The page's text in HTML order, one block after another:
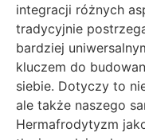
integracji różnych
tradycyjnie
bardziej
kluczem do
siebie. Dotyczy to
ale także naszego
Hermafrodytyzm